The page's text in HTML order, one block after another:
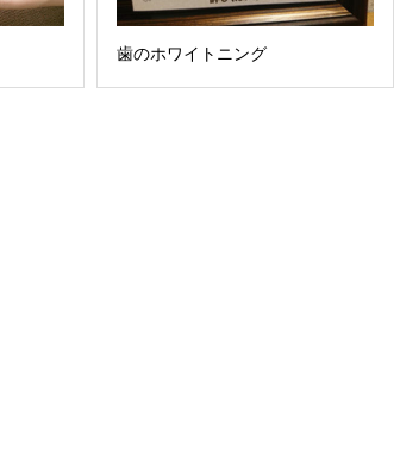
歯のホワイトニング